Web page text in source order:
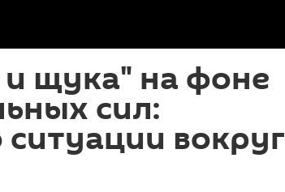
и щука" на фоне
сил:
ситуации вокруг